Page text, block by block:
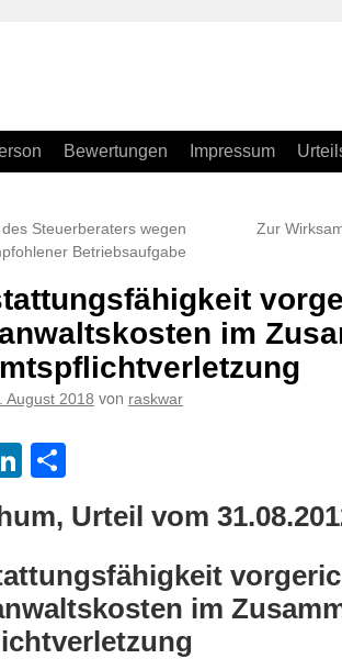
Bewertungen Impressum
Steuerberaters wegen
Betriebsaufgabe
Zur
im
August 2018 von raskwar
LinkedIn
Urteil vom
im